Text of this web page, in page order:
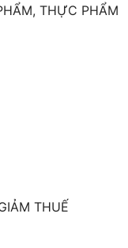
THỰC PHẨM
THUẾ